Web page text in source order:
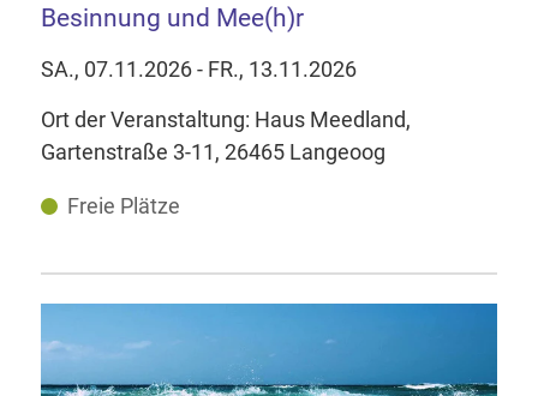
Besinnung und Mee(h)r
SA., 07.11.2026 - FR., 13.11.2026
Ort der Veranstaltung: Haus Meedland,
Gartenstraße 3-11, 26465 Langeoog
Freie Plätze